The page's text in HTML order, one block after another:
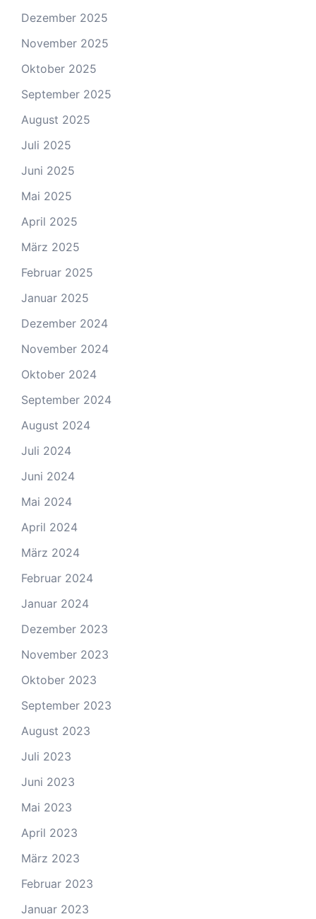
Dezember 2025
November 2025
Oktober 2025
September 2025
August 2025
Juli 2025
Juni 2025
Mai 2025
April 2025
März 2025
Februar 2025
Januar 2025
Dezember 2024
November 2024
Oktober 2024
September 2024
August 2024
Juli 2024
Juni 2024
Mai 2024
April 2024
März 2024
Februar 2024
Januar 2024
Dezember 2023
November 2023
Oktober 2023
September 2023
August 2023
Juli 2023
Juni 2023
Mai 2023
April 2023
März 2023
Februar 2023
Januar 2023